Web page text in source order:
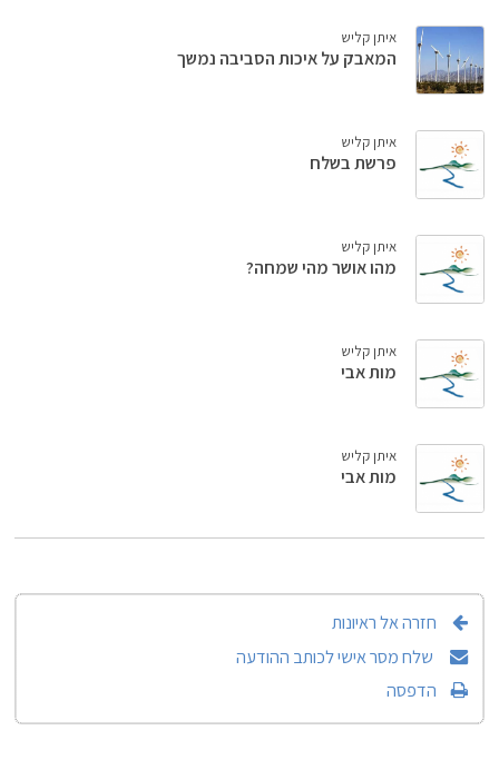
איתן קליש
המאבק על איכות הסביבה נמשך
איתן קליש
פרשת בשלח
איתן קליש
מהו אושר מהי שמחה?
איתן קליש
מות אבי
איתן קליש
מות אבי
חזרה אל ראיונות
שלח מסר אישי לכותב ההודעה
הדפסה